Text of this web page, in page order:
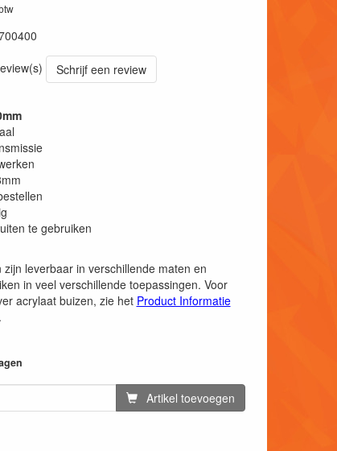
Schrijf een review
te gebruiken
zijn leverbaar in verschillende maten en
in veel verschillende toepassingen. Voor
acrylaat buizen, zie het Product Informatie
Artikel toevoegen